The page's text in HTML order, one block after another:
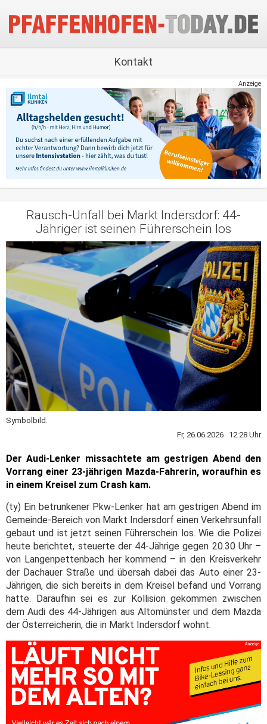
Kontakt
Anzeige
Rausch-Unfall bei Markt Indersdorf: 44-
Jähriger ist seinen Führerschein los
Symbolbild.
Fr, 26.06.2026 12:28 Uhr
Der Audi-Lenker missachtete am gestrigen Abend den
Vorrang einer 23-jährigen Mazda-Fahrerin, woraufhin es
in einem Kreisel zum Crash kam.
(ty) Ein betrunkener Pkw-Lenker hat am gestrigen Abend im
Gemeinde-Bereich von Markt Indersdorf einen Verkehrsunfall
gebaut und ist jetzt seinen Führerschein los. Wie die Polizei
heute berichtet, steuerte der 44-Jährige gegen 20.30 Uhr –
von Langenpettenbach her kommend – in den Kreisverkehr
der Dachauer Straße und übersah dabei das Auto einer 23-
Jährigen, die sich bereits in dem Kreisel befand und Vorrang
hatte. Daraufhin sei es zur Kollision gekommen zwischen
dem Audi des 44-Jährigen aus Altomünster und dem Mazda
der Österreicherin, die in Markt Indersdorf wohnt.